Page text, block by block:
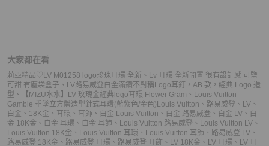
大家都在看
莉亞精品♡LV M01258 logo珍珠耳環 全新 、 Lv 耳環 全新閒置 很有設計感 可鹽
可甜 有塵袋盒子 、 LV路易威登白金滿鑽不對稱Logo耳釘，AB 款，經典 Logo 造
型 、 【MIZU水水】LV 玫瑰金經典logo耳環 Flower Gram 、 Louis Vuitton
Gamble 垂墜立方體造型針式耳環(藍紫色/金色)Louis Vuitton 、 路易威登 、 LV 、
白金 、 18K金 、 耳環 、 耳飾 、 白金 Louis Vuitton 、 白金 路易威登 、 白金 LV 、 白
金 18K金 、 白金 耳環 、 白金 耳飾 、 Louis Vuitton 路易威登 、 Louis Vuitton LV 、
Louis Vuitton 18K金 、 Louis Vuitton 耳環 、 Louis Vuitton 耳飾 、 路易威登 LV 、
路易威登 18K金 、 路易威登 耳環 、 路易威登 耳飾 、 LV 18K金 、 LV 耳環 、 LV 耳